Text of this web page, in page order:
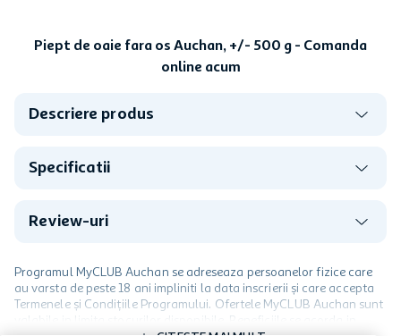
Piept de oaie fara os Auchan, +/- 500 g - Comanda
online acum
Descriere produs
Specificatii
Review-uri
Programul MyCLUB Auchan se adreseaza persoanelor fizice care
au varsta de peste 18 ani impliniti la data inscrierii și care accepta
Termenele și Condițiile Programului. Ofertele MyCLUB Auchan sunt
valabile in limita stocurilor disponibile. Beneficiile se acorda in